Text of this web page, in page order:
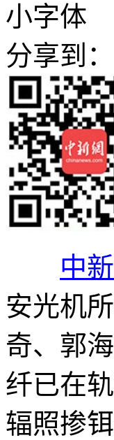
小字体
分享到：
中
安光机
奇、郭
纤已在
辐照掺